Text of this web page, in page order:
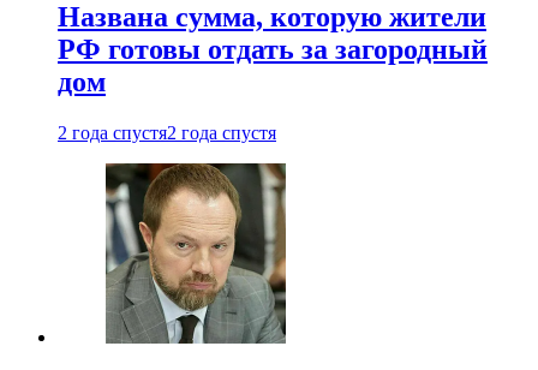
Названа сумма, которую жители
РФ готовы отдать за загородный
дом
2 года спустя2 года спустя